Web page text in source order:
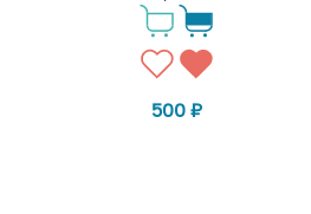
500 ₽